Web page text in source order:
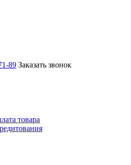
89 Заказать звонок
товара